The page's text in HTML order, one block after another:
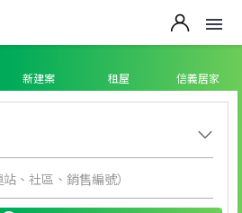
新建案 租屋 信義居家